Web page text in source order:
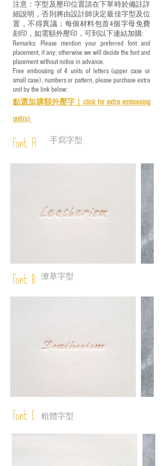
注意：字型及壓印位置請在下單時於備註詳
細說明，否則將由設計師決定最佳字型及位
置，不得異議；每個材料包首4個字母免費
刻印，如需額外壓印，可到以下連結加購:
Remarks: Please mention your preferred font and
placement, if any; otherwise we will decide the font and
placement without notice in advance.
Free embossing of 4 units of letters (upper case or
small case), numbers or pattern, please purchase extra
unit by the link below:
點選加購額外壓字｜ click for extra embossing
unit(s)
Font A 手寫字型
Font B 潦草字型
Font C 粗體字型